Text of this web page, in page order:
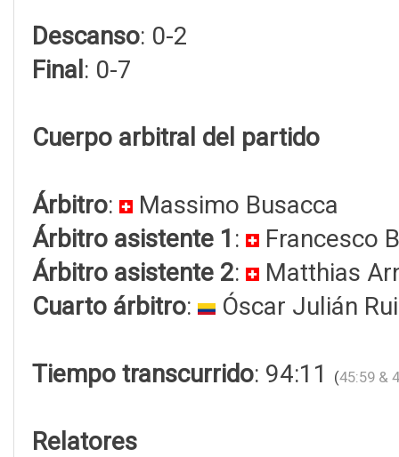
Descanso: 0-2
Final : 0-7
Cuerpo arbitral del partido
Árbitro:
Massimo Busacca
Árbitro asistente 1 :
Francesco
Árbitro asistente 2:
Matthias
Cuarto árbitro: Óscar Julián
Tiempo transcurrido: 94:11 (45:59 &
Relatores